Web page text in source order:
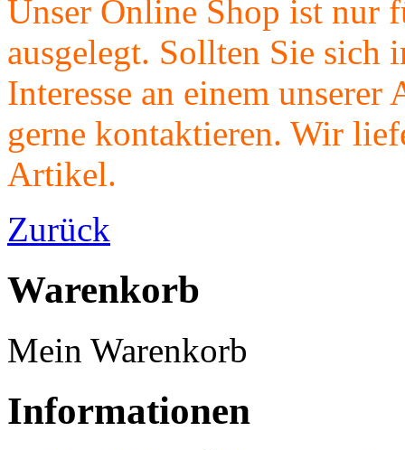
Unser Online Shop ist nur
ausgelegt. Sollten Sie sich
Interesse an einem
gerne kontaktieren. Wir
Artikel.
Zurück
Warenkorb
Mein Warenkorb
Informationen